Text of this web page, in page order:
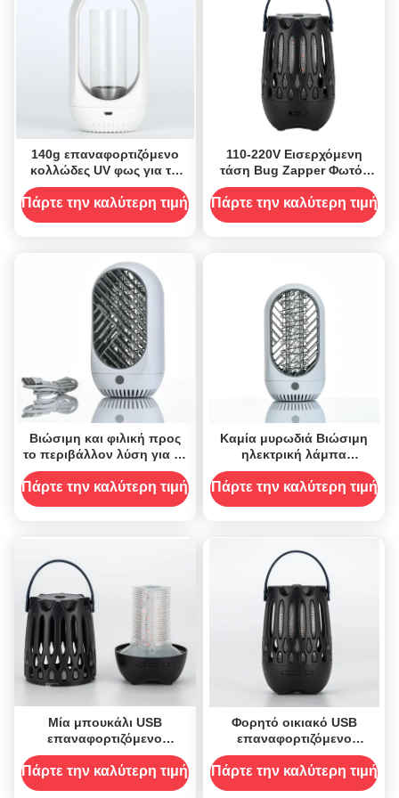
140g επαναφορτιζόμενο
κολλώδες UV φως για το
φόνο των κουνουπιών
Φώτα για τα έντομα Μολύβι
εντόμων
Πάρτε την καλύτερη τιμή
110-220V Εισερχόμενη
τάση Bug Zapper Φωτός
δολοφόνου κουνουπιών
για αποτελεσματικό και
μακροχρόνιο έλεγχο των
Πάρτε την καλύτερη τιμή
Βιώσιμη και φιλική προς
το περιβάλλον λύση για τα
κουνούπια Επιληψία
Οικιακή ηλεκτρική λάμπα
Πάρτε την καλύτερη τιμή
Καμία μυρωδιά Βιώσιμη
ηλεκτρική λάμπα
δολοφονίας κουνουπιών
για βιώσιμη και
απαλλαγμένη από χημικά
Πάρτε την καλύτερη τιμή
Μία μπουκάλι USB
επαναφορτιζόμενο
Mosquito Zapper Killer
λάμπα φλόγας για 20-50
τετραγωνικά μέτρα Εύκολο
Πάρτε την καλύτερη τιμή
Φορητό οικιακό USB
επαναφορτιζόμενο
Mosquito Zapper Killer
λάμπα φλόγας 10 ώρες
Πάρτε την καλύτερη τιμή